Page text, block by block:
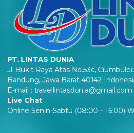
PT. LINTAS DUNIA
Jl. Bukit Raya Atas No.53c,
Bandung, Jawa Barat 40142
E-mail : travellintasdunia@gmail.com
Live Chat
Online Senin-Sabtu (08:00 – 16:00)